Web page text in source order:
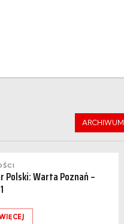
ARCHIWUM
Polski: Warta Poznań –